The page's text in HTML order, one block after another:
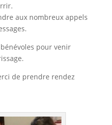
aux nombreux appels
pour venir
de prendre rendez